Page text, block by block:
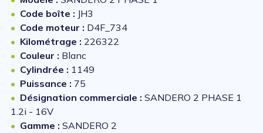
Code boîte : JH3
Code moteur : D4F_734
Kilométrage : 226322
Couleur : Blanc
Cylindrée : 1149
Puissance : 75
Désignation commerciale : SANDERO 2 PHASE 1
1.2i - 16V
Gamme : SANDERO 2